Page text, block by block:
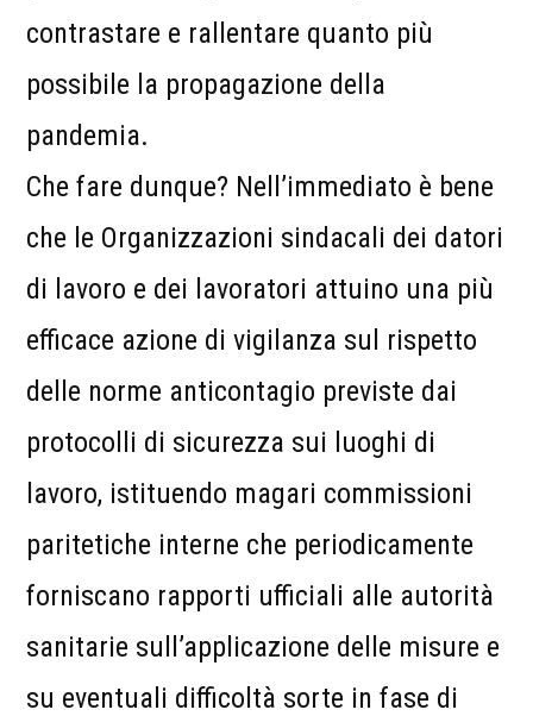
contrastare e rallentare quanto più
possibile la propagazione della
pandemia.
Che fare dunque? Nell’immediato è bene
che le Organizzazioni sindacali dei datori
di lavoro e dei lavoratori attuino una più
efficace azione di vigilanza sul rispetto
delle norme anticontagio previste dai
protocolli di sicurezza sui luoghi di
lavoro, istituendo magari commissioni
paritetiche interne che periodicamente
forniscano rapporti ufficiali alle autorità
sanitarie sull’applicazione delle misure e
su eventuali difficoltà sorte in fase di